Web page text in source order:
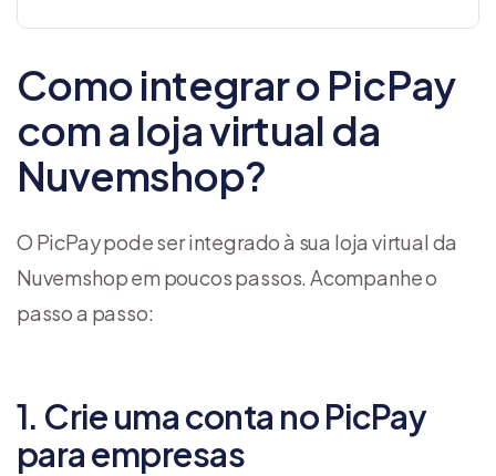
Como integrar o PicPay
com a loja virtual da
Nuvemshop?
O PicPay pode ser integrado à sua loja virtual da
Nuvemshop em poucos passos. Acompanhe o
passo a passo:
1. Crie uma conta no PicPay
para empresas